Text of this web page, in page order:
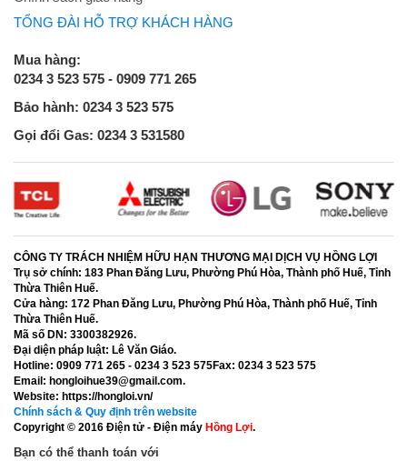
TỔNG ĐÀI HỖ TRỢ KHÁCH HÀNG
Mua hàng:
0234 3 523 575 - 0909 771 265
Bảo hành: 0234 3 523 575
Gọi đổi Gas: 0234 3 531580
CÔNG TY TRÁCH NHIỆM HỮU HẠN THƯƠNG MẠI DỊCH VỤ HỒNG LỢI
Trụ sở chính: 183 Phan Đăng Lưu, Phường Phú Hòa, Thành phố Huế, Tỉnh
Thừa Thiên Huế.
Cửa hàng: 172 Phan Đăng Lưu, Phường Phú Hòa, Thành phố Huế, Tỉnh
Thừa Thiên Huế.
Mã số DN: 3300382926.
Đại diện pháp luật: Lê Văn Giáo.
Hotline: 0909 771 265 - 0234 3 523 575Fax: 0234 3 523 575
Email: hongloihue39@gmail.com.
Website: https://hongloi.vn/
Chính sách & Quy định trên website
Copyright © 2016 Điện tử - Điện máy Hồng Lợi.
Bạn có thể thanh toán với